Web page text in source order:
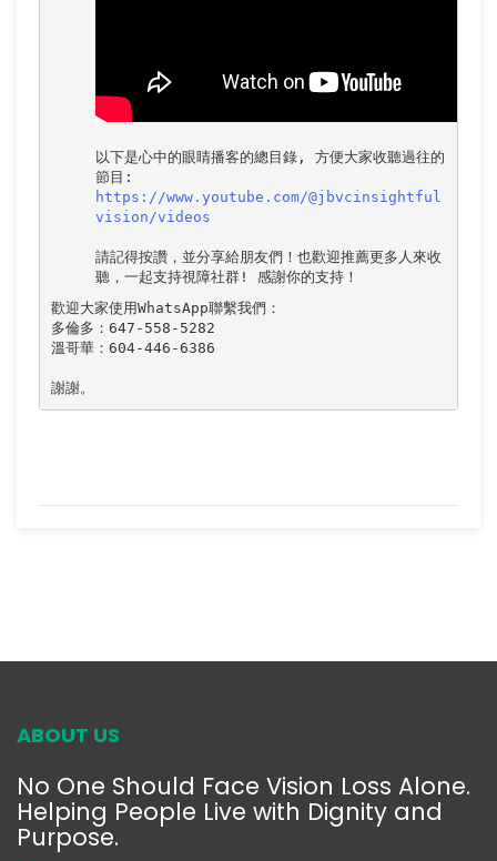
以下是心中的眼睛播客的總目錄, 方便大家收聽過往的
https://www.youtube.com/@jbvcinsightful
vision/videos
請記得按讚，並分享給朋友們！也歡迎推薦更多人來收
歡迎大家使用WhatsApp聯繫我們：
多倫多：647-558-5282
溫哥華：604-446-6386
謝謝。
ABOUT US
No One Should Face Vision Loss Alone.
Helping People Live with Dignity and
Purpose.